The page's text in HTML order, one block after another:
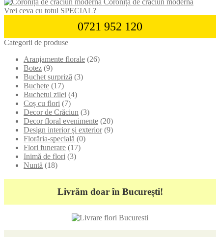
Coroniță de crăciun modernă
Vrei ceva cu totul SPECIAL?
0721 952 120
Categorii de produse
Aranjamente florale (26)
Botez (9)
Buchet surpriză (3)
Buchete (17)
Buchetul zilei (4)
Coș cu flori (7)
Decor de Crăciun (3)
Decor floral evenimente (20)
Design interior și exterior (9)
Florăria-specială (0)
Flori funerare (17)
Inimă de flori (3)
Nuntă (18)
Livrăm doar în București!